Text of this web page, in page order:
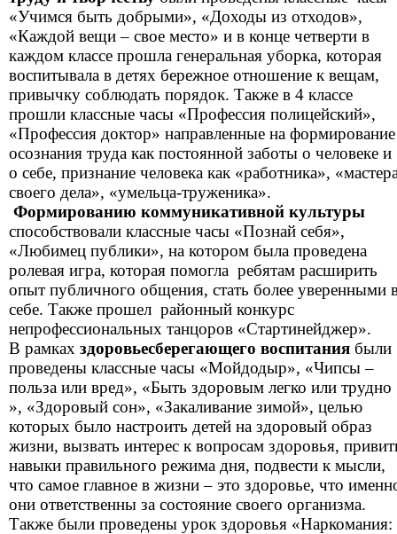
«Учимся быть добрыми», «Доходы из отходов»,
«Каждой вещи – свое место» и в конце четверти в
каждом классе прошла генеральная уборка, которая
воспитывала в детях бережное отношение к вещам,
привычку соблюдать порядок. Также в 4 классе
прошли классные часы «Профессия полицейский»,
«Профессия доктор» направленные на формирование
осознания труда как постоянной заботы о человеке и
о себе, признание человека как «работника»,
своего дела», «умельца-труженика».
Формированию коммуникативной культуры
способствовали классные часы «Познай себя»,
«Любимец публики», на котором была проведена
ролевая игра, которая помогла ребятам расширить
опыт публичного общения, стать более уверенными
себе. Также прошел районный конкурс
непрофессиональных танцоров «Стартинейджер».
В рамках здоровьесберегающего воспитания были
проведены классные часы «Мойдодыр», «Чипсы –
польза или вред», «Быть здоровым легко или трудно
», «Здоровый сон», «Закаливание зимой», целью
которых было настроить детей на здоровый образ
жизни, вызвать интерес к вопросам здоровья,
навыки правильного режима дня, подвести к мысли,
что самое главное в жизни – это здоровье, что
они ответственны за состояние своего организма.
Также были проведены урок здоровья «Наркомания: